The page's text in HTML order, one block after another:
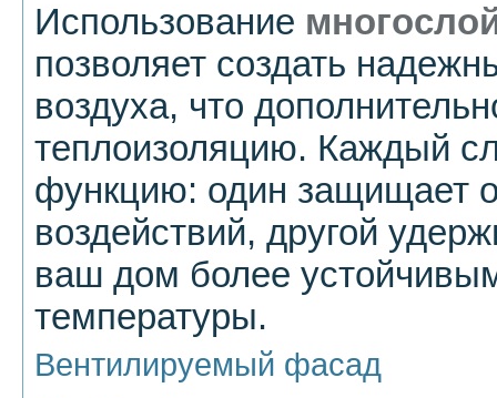
Использование
позволяет создать
воздуха, что
теплоизоляцию. Каждый
функцию: один защищает
воздействий, другой
ваш дом более
температуры.
Вентилируемый фасад